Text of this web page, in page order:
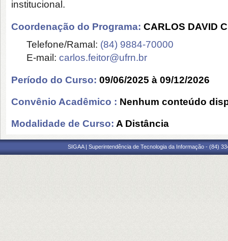
institucional.
Coordenação do Programa: CARLOS DAVID
Telefone/Ramal: (84) 9884-70000
E-mail: carlos.feitor@ufrn.br
Período do Curso: 09/06/2025 à 09/12/2026
Convênio Acadêmico : Nenhum conteúdo
Modalidade de Curso: A Distância
SIGAA | Superintendência de Tecnologia da Informação - (84)